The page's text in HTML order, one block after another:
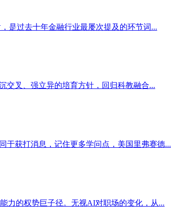
是过去十年金融行业最屡次提及的环节词...
交叉、强立异的培育方针，回归科教融合...
于获打消息，记住更多学问点，美国里弗赛德...
力的权势巨子径。无视AI对职场的变化，从...